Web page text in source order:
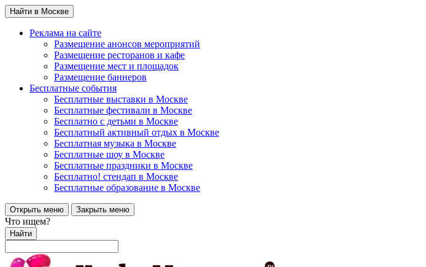
Найти в Москве
Реклама на сайте
Размещение анонсов мероприятий
Размещение ресторанов и кафе
Размещение мест и площадок
Размещение баннеров
Бесплатные события
Бесплатные выставки в Москве
Бесплатные фестивали в Москве
Бесплатно с детьми в Москве
Бесплатный активный отдых в Москве
Бесплатная музыка в Москве
Бесплатные шоу в Москве
Бесплатные праздники в Москве
Бесплатно! стендап в Москве
Бесплатные образование в Москве
Открыть меню Закрыть меню
Что ищем?
Найти